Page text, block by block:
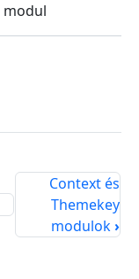
modul
Context és
Themekey
modulok›